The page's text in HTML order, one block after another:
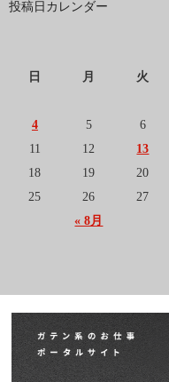
投稿日カレンダー
日 月 火
« 8月
4
5 6
11
12 13
18
19 20
25
26 27